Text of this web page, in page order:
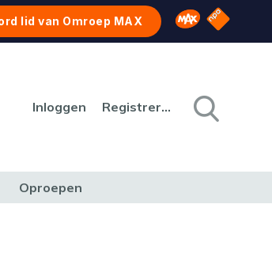
lid van Omroep MAX Omroep MAX
NPO
Inloggen Registreren
Oproepen